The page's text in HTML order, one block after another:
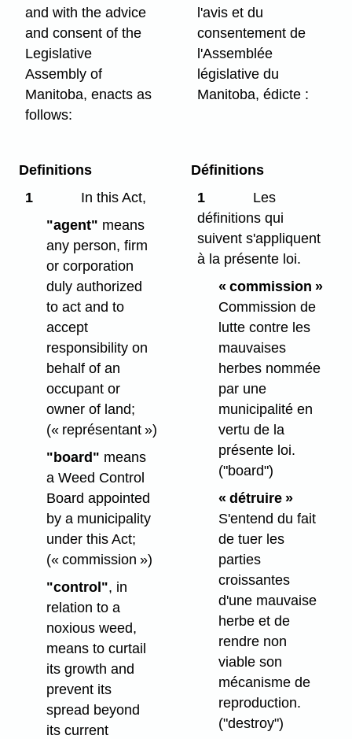
and with the advice
and consent of the
Legislative
Assembly of
Manitoba, enacts as
follows:
l'avis et du
consentement de
l'Assemblée
législative du
Manitoba, édicte :
Definitions
1
In this Act,
"agent" means
any person, firm
or corporation
duly authorized
to act and to
accept
responsibility on
behalf of an
occupant or
owner of land;
(« représentant »)
"board" means
a Weed Control
Board appointed
by a municipality
under this Act;
(« commission »)
"control", in
relation to a
noxious weed,
means to curtail
its growth and
prevent its
spread beyond
its current
Définitions
1
Les
définitions qui
suivent s'appliquent
à la présente loi.
« commission »
Commission de
lutte contre les
mauvaises
herbes nommée
par une
municipalité en
vertu de la
présente loi.
("board")
« détruire »
S'entend du fait
de tuer les
parties
croissantes
d'une mauvaise
herbe et de
rendre non
viable son
mécanisme de
reproduction.
("destroy")